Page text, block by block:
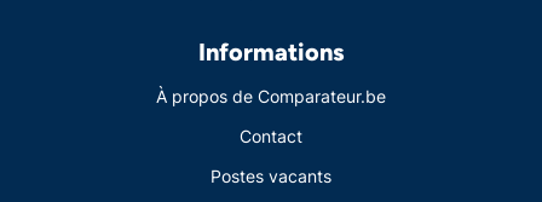
Informations
À propos de Comparateur.be
Contact
Postes vacants